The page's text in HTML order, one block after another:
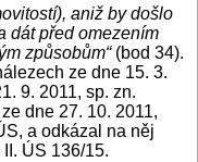
aniž by došlo
dát před omezením
způsobům“ (bod 34).
ze dne 15. 3.
9. 2011, sp. zn.
dne 27. 10. 2011,
a odkázal na něj
ÚS 136/15.